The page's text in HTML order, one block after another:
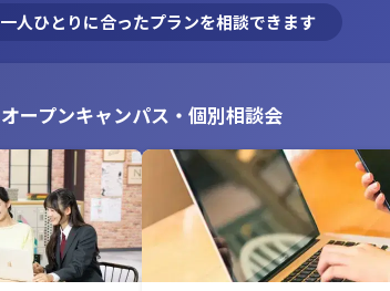
一人ひとりに合ったプランを相談できます
オープンキャンパス・個別相談会